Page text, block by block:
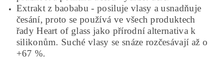
Extrakt z baobabu - posiluje vlasy a usnadňuje
česání, proto se používá ve všech produktech
řady Heart of glass jako přírodní alternativa k
silikonům. Suché vlasy se snáze rozčesávají až o
+67 %.